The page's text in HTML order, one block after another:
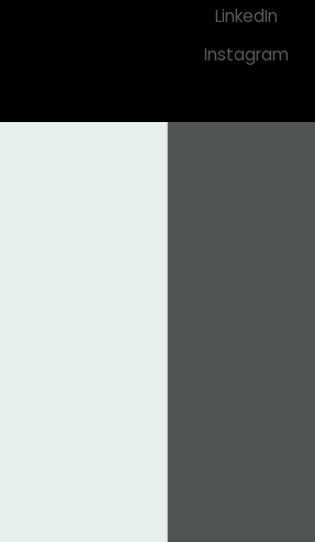
LinkedIn
Instagram